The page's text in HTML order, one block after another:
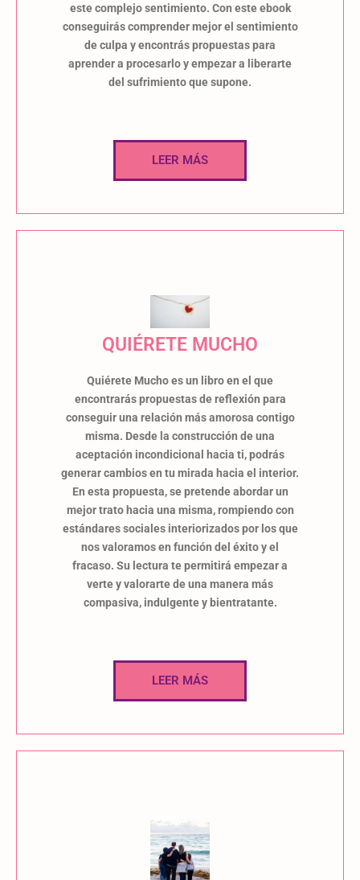
este complejo sentimiento. Con este ebook
conseguirás comprender mejor el sentimiento
de culpa y encontrás propuestas para
aprender a procesarlo y empezar a liberarte
del sufrimiento que supone.
LEER MÁS
QUIÉRETE MUCHO
Quiérete Mucho es un libro en el que
encontrarás propuestas de reflexión para
conseguir una relación más amorosa contigo
misma. Desde la construcción de una
aceptación incondicional hacia ti, podrás
generar cambios en tu mirada hacia el interior.
En esta propuesta, se pretende abordar un
mejor trato hacia una misma, rompiendo con
estándares sociales interiorizados por los que
nos valoramos en función del éxito y el
fracaso. Su lectura te permitirá empezar a
verte y valorarte de una manera más
compasiva, indulgente y bientratante.
LEER MÁS